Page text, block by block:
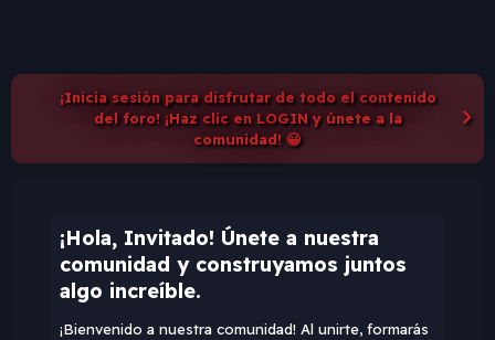
¡Inicia sesión para disfrutar de todo el contenido
del foro! ¡Haz clic en LOGIN y únete a la
comunidad! 😀
¡Hola, Invitado! Únete a nuestra
comunidad y construyamos juntos
algo increíble.
¡Bienvenido a nuestra comunidad! Al unirte, formarás